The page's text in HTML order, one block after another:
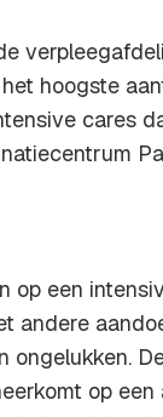
hoogste
cares
op een
andere
ongelukken.
op